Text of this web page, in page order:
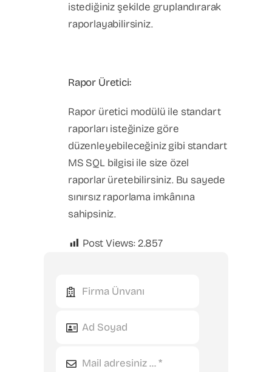
istediğiniz şekilde gruplandırarak
raporlayabilirsiniz.
Rapor Üretici:
Rapor üretici modülü ile standart
raporları isteğinize göre
düzenleyebileceğiniz gibi standart
MS SQL bilgisi ile size özel
raporlar üretebilirsiniz. Bu sayede
sınırsız raporlama imkânına
sahipsiniz.
Post Views:2.857